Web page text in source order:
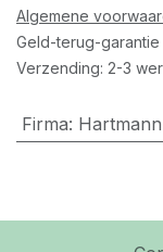
Algemene
Geld-terug-
Verzending: 2-3
Firma: Hartmann